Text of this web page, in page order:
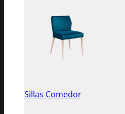
Sillas Comedor